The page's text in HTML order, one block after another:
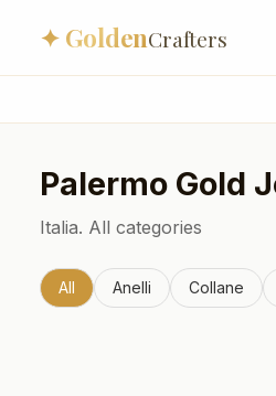
✦ GoldenCrafters
Palermo Gold
Italia. All categories
All Anelli Collane